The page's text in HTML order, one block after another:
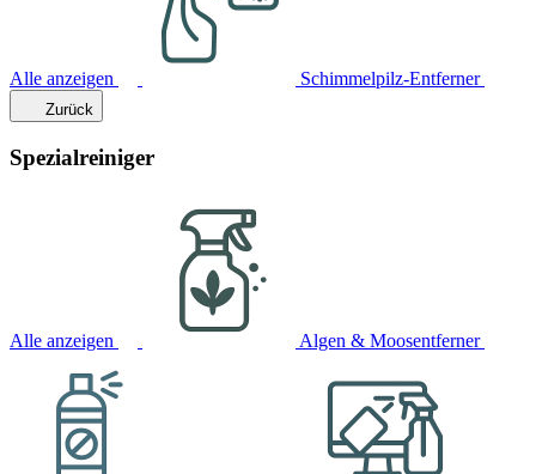
Alle anzeigen Schimmelpilz-Entferner
Zurück
Spezialreiniger
Alle anzeigen Algen & Moosentferner